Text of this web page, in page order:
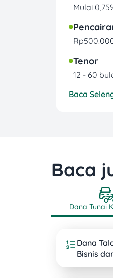
Mulai
Tenor
12 - 60
Baca
Baca
Dana Tunai
Dana
Bisnis